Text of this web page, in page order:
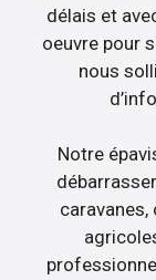
délais et
oeuvre pour
nous
Notre